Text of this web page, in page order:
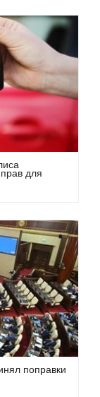
для
поправки